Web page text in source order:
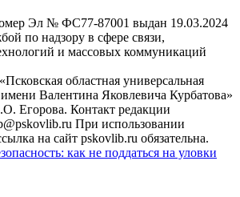
Эл № ФС77-87001 выдан 19.03.2024
по надзору в сфере связи,
и массовых коммуникаций
областная универсальная
Валентина Яковлевича Курбатова»
Егорова. Контакт редакции
При использовании
на сайт pskovlib.ru обязательна.
как не поддаться на уловки